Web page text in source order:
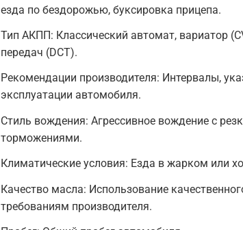
езда по бездорожью, буксировка прицепа.
Тип АКПП: Классический автомат, вариатор
передач (DCT).
Рекомендации производителя: Интервалы,
эксплуатации автомобиля.
Стиль вождения: Агрессивное вождение с
торможениями.
Климатические условия: Езда в жарком или
Качество масла: Использование
требованиям производителя.